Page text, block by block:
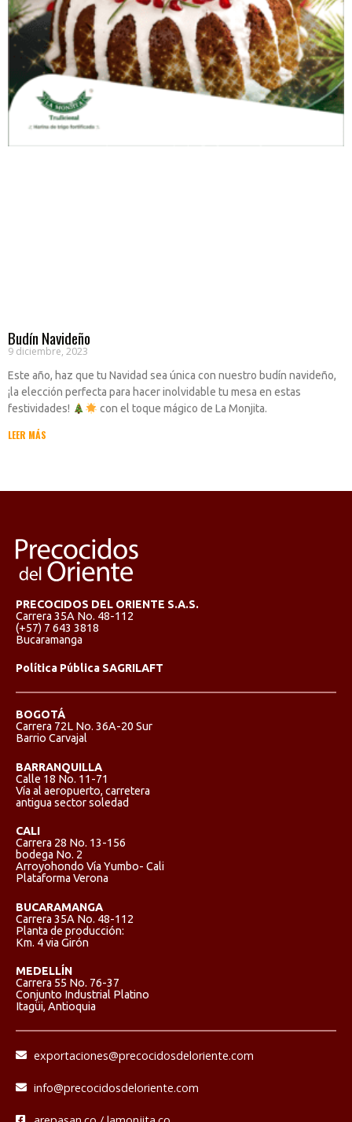
Budín Navideño
9 diciembre, 2023
Este año, haz que tu Navidad sea única con nuestro budín navideño,
¡la elección perfecta para hacer inolvidable tu mesa en estas
festividades!
con el toque mágico de La Monjita.
LEER MÁS
PRECOCIDOS DEL ORIENTE S.A.S.
Carrera 35A No. 48-112
(+57) 7 643 3818
Bucaramanga
Política Pública SAGRILAFT
BOGOTÁ
Carrera 72L No. 36A-20 Sur
Barrio Carvajal
BARRANQUILLA
Calle 18 No. 11-71
Vía al aeropuerto, carretera
antigua sector soledad
CALI
Carrera 28 No. 13-156
bodega No. 2
Arroyohondo Vía Yumbo- Cali
Plataforma Verona
BUCARAMANGA
Carrera 35A No. 48-112
Planta de producción:
Km. 4 via Girón
MEDELLÍN
Carrera 55 No. 76-37
Conjunto Industrial Platino
Itagüi, Antioquia
exportaciones@precocidosdeloriente.com
info@precocidosdeloriente.com